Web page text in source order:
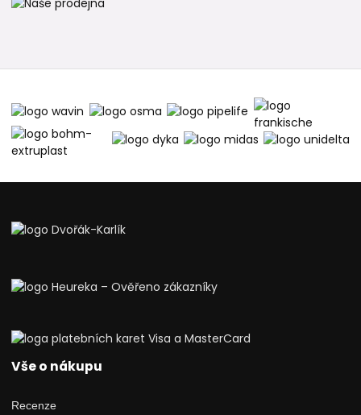
Vše o nákupu
Recenze